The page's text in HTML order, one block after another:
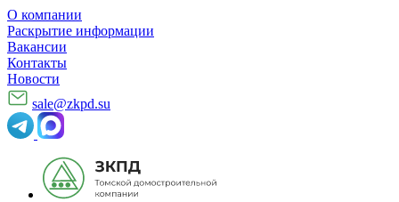
О компании
Раскрытие информации
Вакансии
Контакты
Новости
sale@zkpd.su